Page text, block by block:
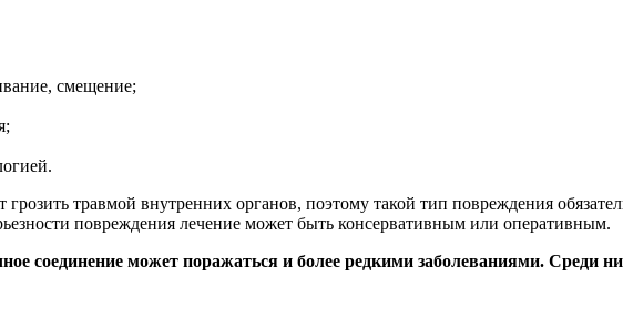
смещение;
травмой внутренних органов, поэтому такой тип повреждения
повреждения лечение может быть консервативным или оперативным.
соединение может поражаться и более редкими заболеваниями. Среди